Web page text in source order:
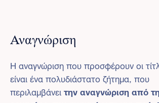
Αναγνώριση
Η αναγνώριση που προσφέρουν οι
είναι ένα πολυδιάστατο ζήτημα, που
περιλαμβάνειτην αναγνώριση από